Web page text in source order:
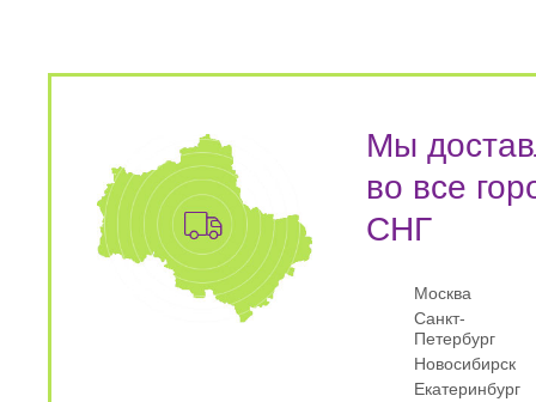
Мы
во все
СНГ
Москва
Санкт-
Петербург
Новосибирск
Екатеринбург